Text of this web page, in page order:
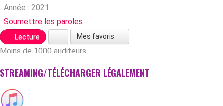
Année : 2021
Soumettre les paroles
Lecture Mes favoris
Moins de 1000 auditeurs
STREAMING/TÉLÉCHARGER LÉGALEMENT